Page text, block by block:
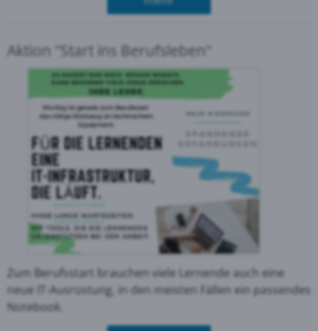
Aktion "Start ins Berufsleben"
Zum Berufsstart brauchen viele Lernende auch eine
neue IT-Ausrüstung, in den meisten Fällen ein passendes
Notebook.